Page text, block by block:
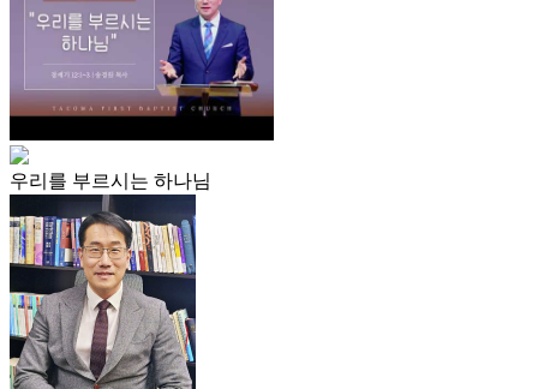
우리를 부르시는 하나님